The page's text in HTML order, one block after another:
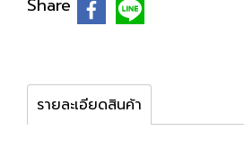
Share
รายละเอียดสินค้า